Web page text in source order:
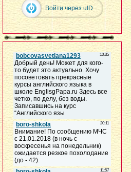
Войти через uID